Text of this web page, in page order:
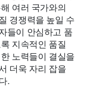
여러 국가와의
경쟁력을 높일 수
들이 안심하고 품
지속적인 품질
노력들이 결실을
더욱 자리 잡을
.